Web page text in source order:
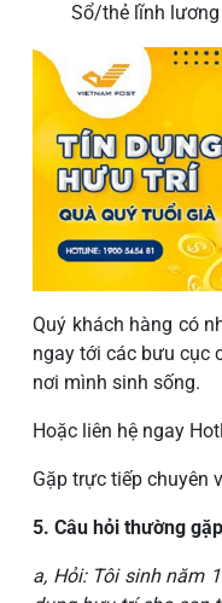
Sổ/thẻ lĩnh
Quý khách hàng có
ngay tới các bưu cục
nơi mình sinh sống.
Hoặc liên hệ ngay
Gặp trực tiếp chuyên
5. Câu hỏi thường gặp
a, Hỏi: Tôi sinh năm